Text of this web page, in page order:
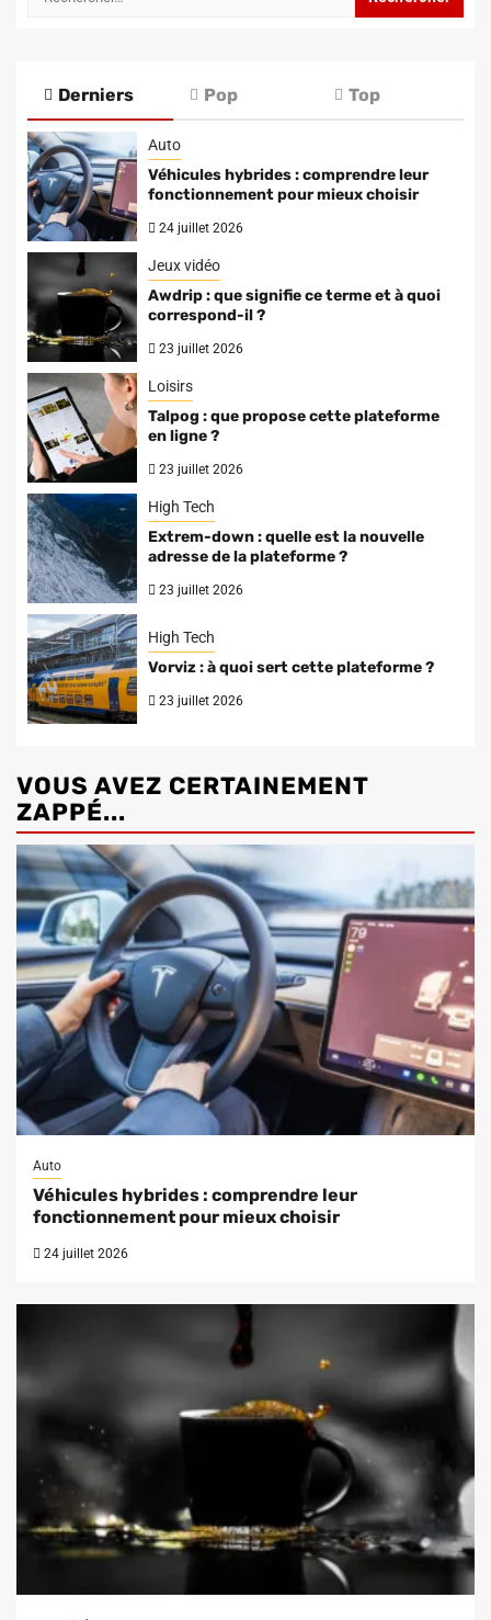
Derniers Pop Top
Auto
Véhicules hybrides : comprendre leur
fonctionnement pour mieux choisir
24 juillet 2026
Jeux vidéo
Awdrip : que signifie ce terme et à quoi
correspond-il ?
23 juillet 2026
Loisirs
Talpog : que propose cette plateforme
en ligne ?
23 juillet 2026
High Tech
Extrem-down : quelle est la nouvelle
adresse de la plateforme ?
23 juillet 2026
High Tech
Vorviz : à quoi sert cette plateforme ?
23 juillet 2026
VOUS AVEZ CERTAINEMENT
ZAPPÉ...
Auto
Véhicules hybrides : comprendre leur
fonctionnement pour mieux choisir
24 juillet 2026